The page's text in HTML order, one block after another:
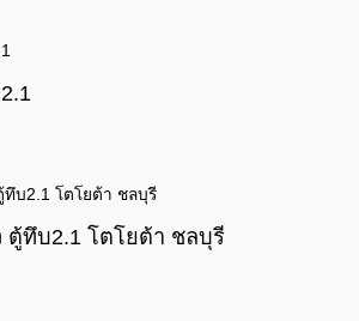
ตู้ทึบ2.1 โตโยต้า ชลบุรี